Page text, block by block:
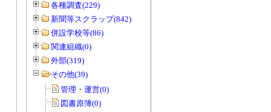
各種調査(229)
新聞等スクラップ(842)
併設学校等(86)
関連組織(0)
外部(319)
その他(39)
管理・運営(0)
図書原簿(0)